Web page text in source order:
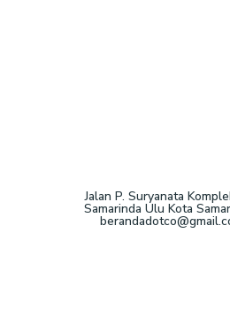
Jalan P. Suryanata
Samarinda Ulu Kota